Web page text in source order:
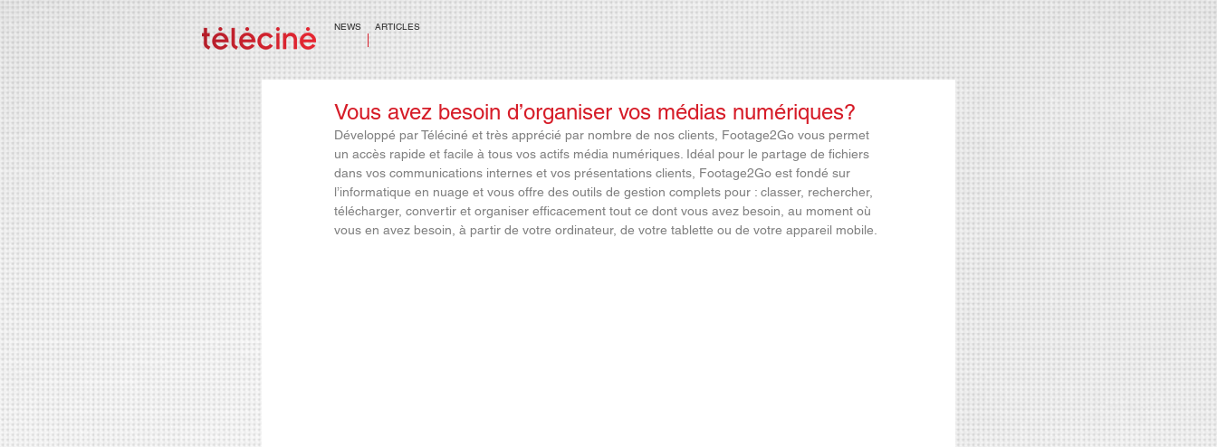
ARTICLES
NEWS
Vous avez besoin d’organiser vos médias numériques?
Développé par Téléciné et très apprécié par nombre de nos clients, Footage2Go vous permet
un accès rapide et facile à tous vos actifs média numériques. Idéal pour le partage de fichiers
dans vos communications internes et vos présentations clients, Footage2Go est fondé sur
l’informatique en nuage et vous offre des outils de gestion complets pour : classer, rechercher,
télécharger, convertir et organiser efficacement tout ce dont vous avez besoin, au moment où
vous en avez besoin, à partir de votre ordinateur, de votre tablette ou de votre appareil mobile.